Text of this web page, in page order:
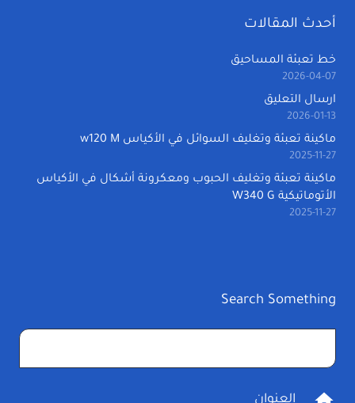
أحدث المقالات
خط تعبئة المساحيق
2026-04-07
ارسال التعليق
2026-01-13
ماكينة تعبئة وتغليف السوائل في الأكياس w120 M
2025-11-27
ماكينة تعبئة وتغليف الحبوب ومعكرونة أشكال في الأكياس
الأتوماتيكية W340 G
2025-11-27
Search Something
عن:
العنوان